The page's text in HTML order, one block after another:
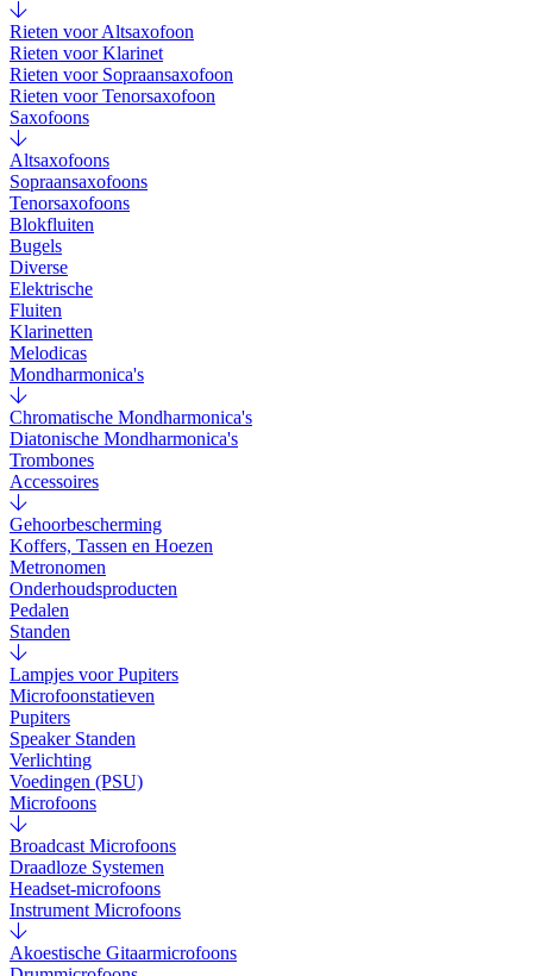
Rieten voor Altsaxofoon
Rieten voor Klarinet
Rieten voor Sopraansaxofoon
Rieten voor Tenorsaxofoon
Saxofoons
Altsaxofoons
Sopraansaxofoons
Tenorsaxofoons
Blokfluiten
Bugels
Diverse
Elektrische
Fluiten
Klarinetten
Melodicas
Mondharmonica's
Chromatische Mondharmonica's
Diatonische Mondharmonica's
Trombones
Accessoires
Gehoorbescherming
Koffers, Tassen en Hoezen
Metronomen
Onderhoudsproducten
Pedalen
Standen
Lampjes voor Pupiters
Microfoonstatieven
Pupiters
Speaker Standen
Verlichting
Voedingen (PSU)
Microfoons
Broadcast Microfoons
Draadloze Systemen
Headset-microfoons
Instrument Microfoons
Akoestische Gitaarmicrofoons